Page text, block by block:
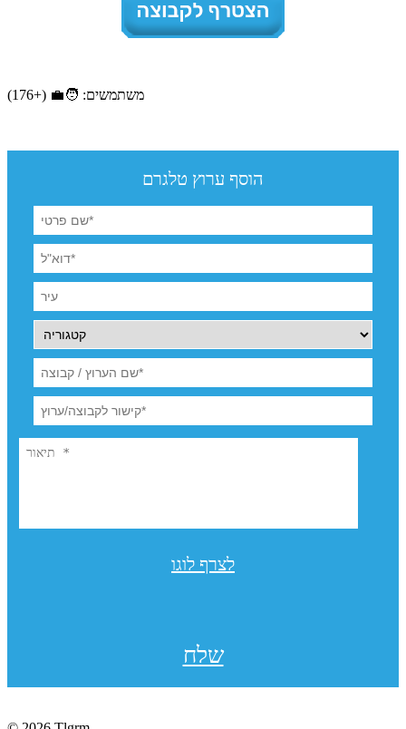
משתמשים: 🧑‍💼 (+176)
הוסף ערוץ טלגרם
לצרף לוגו
שלח